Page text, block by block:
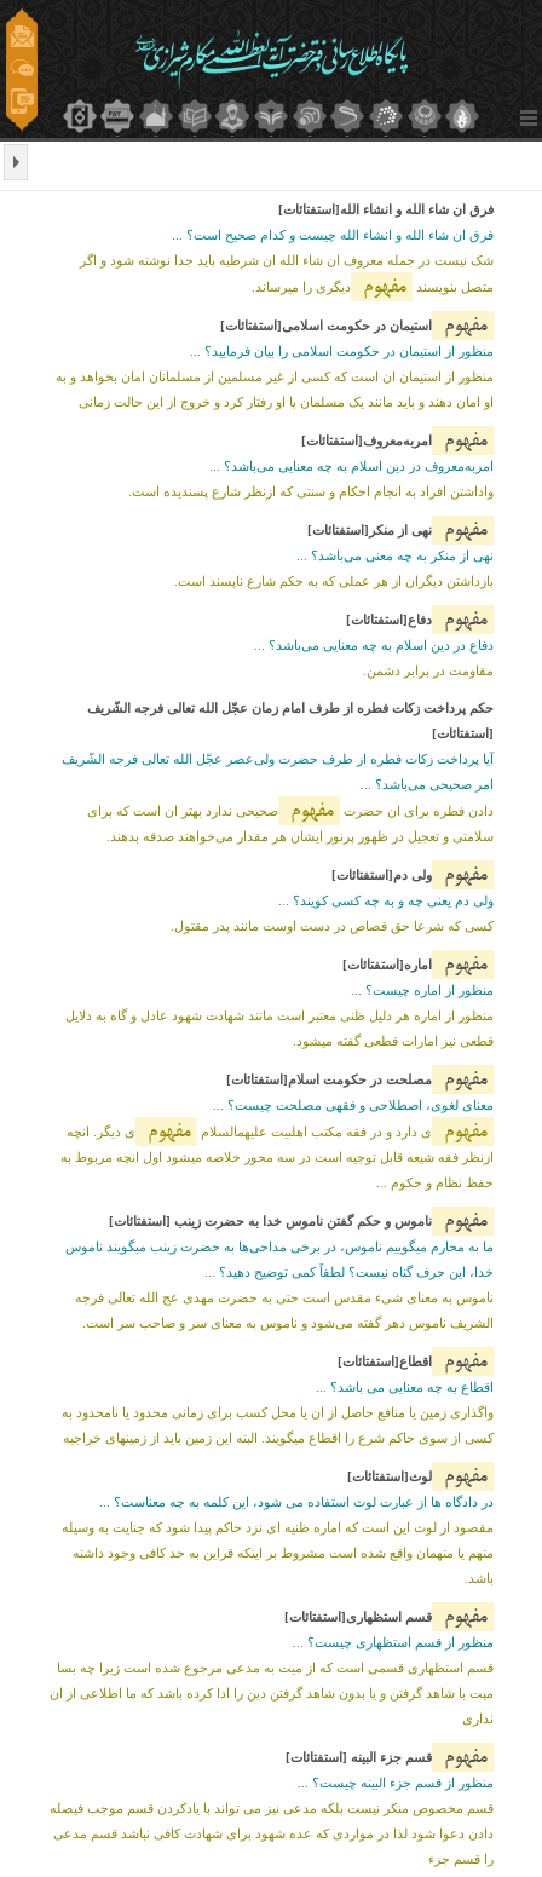
فرق ان شاء الله و انشاء الله[استفتائات]
فرق ان شاء الله و انشاء الله چیست و کدام صحیح است؟ ...
شک نیست در جمله معروف ان شاء الله ان شرطیه باید جدا نوشته شود و اگر
متصل بنویسند
مفهوم دیگری را میرساند.
مفهوم
استیمان در حکومت اسلامی[استفتائات]
منظور از استیمان در حکومت اسلامی را بیان فرمایید؟ ...
منظور از استیمان ان است که کسی از غیر مسلمین از مسلمانان امان بخواهد و به
او امان دهند و باید مانند یک مسلمان با او رفتار کرد و خروج از این حالت زمانی
مفهوم
امربه‌معروف[استفتائات]
امربه‌معروف در دین اسلام به چه معنایی می‌باشد؟ ...
واداشتن افراد به انجام احکام و سنتى که ازنظر شارع پسندیده است.
مفهوم
نهی از منکر[استفتائات]
نهی از منکر به چه معنی می‌باشد؟ ...
بازداشتن دیگران از هر عملى که به حکم شارع ناپسند است.
مفهوم
دفاع[استفتائات]
دفاع در دین اسلام به چه معنایی می‌باشد؟ ...
مقاومت در برابر دشمن.
حکم پرداخت زکات فطره از طرف امام زمان عجّل الله تعالى فرجه الشّریف
[استفتائات]
آیا پرداخت زکات فطره از طرف حضرت ولی‌عصر عجّل الله تعالى فرجه الشّریف
امر صحیحی می‌باشد؟ ...
دادن فطره براى ان حضرت
مفهوم
صحیحى ندارد بهتر ان است که براى
سلامتى و تعجیل در ظهور پرنور ایشان هر مقدار می‌خواهند صدقه بدهند.
مفهوم
ولى دم[استفتائات]
ولی دم یعنی چه و به چه کسی کویند؟ ...
کسى که شرعا حق قصاص در دست اوست مانند پدر مقتول.
مفهوم
اماره[استفتائات]
منظور از اماره چیست؟ ...
منظور از اماره هر دلیل ظنی معتبر است مانند شهادت شهود عادل و گاه به دلایل
قطعى نیز امارات قطعى گفته میشود.
مفهوم
مصلحت در حکومت اسلام[استفتائات]
معناى لغوى، اصطلاحى و فقهى مصلحت چیست؟ ...
مفهوم ى دارد و در فقه مکتب اهلبیت علیهمالسلام مفهوم
ى دیگر. انچه
ازنظر فقه شیعه قابل توجیه است در سه محور خلاصه میشود اول انچه مربوط به
حفظ نظام و حکوم ...
مفهوم
ناموس و حکم گفتن ناموس خدا به حضرت زینب [استفتائات]
ما به محارم میگوییم ناموس، در برخی مداحی‌ها به حضرت زینب میگویند ناموس
خدا، این حرف گناه نیست؟ لطفاً کمی توضیح دهید؟ ...
ناموس به معنای شیء مقدس است حتی به حضرت مهدی عج الله تعالی فرجه
الشریف ناموس دهر گفته می‌شود و ناموس به معنای سر و صاحب سر است.
مفهوم
اقطاع[استفتائات]
اقطاع به چه معنایی می باشد؟ ...
واگذاری زمین یا منافع حاصل از ان یا محل کسب برای زمانی محدود یا نامحدود به
کسی از سوی حاکم شرع را اقطاع میگویند. البته این زمین باید از زمینهای خراجیه
مفهوم
لوث[استفتائات]
در دادگاه ها از عبارت لوث استفاده می شود، این کلمه به چه معناست؟ ...
مقصود از لوث این است که اماره ظنیه ای نزد حاکم پیدا شود که جنایت به وسیله
متهم یا متهمان واقع شده است مشروط بر اینکه قراین به حد کافی وجود داشته
باشد.
مفهوم
قسم استظهاری[استفتائات]
منظور از قسم استظهاری چیست؟ ...
قسم استظهاری قسمی است که از میت به مدعی مرجوع شده است زیرا چه بسا
میت با شاهد گرفتن و یا بدون شاهد گرفتن دین را ادا کرده باشد که ما اطلاعی از ان
نداری
مفهوم
قسم جزء البینه [استفتائات]
منظور از قسم جزء البینه چیست؟ ...
قسم مخصوص منکر نیست بلکه مدعی نیز می تواند با یادکردن قسم موجب فیصله
دادن دعوا شود لذا در مواردی که عده شهود برای شهادت کافی نباشد قسم مدعی
را قسم جزء